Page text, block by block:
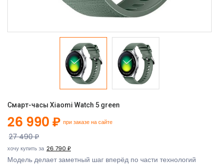
Смарт-часы Xiaomi Watch 5 green
26 990 ₽ при заказе на сайте
27 490 ₽
хочу купить за 26 790 ₽
Модель делает заметный шаг вперёд по части технологий